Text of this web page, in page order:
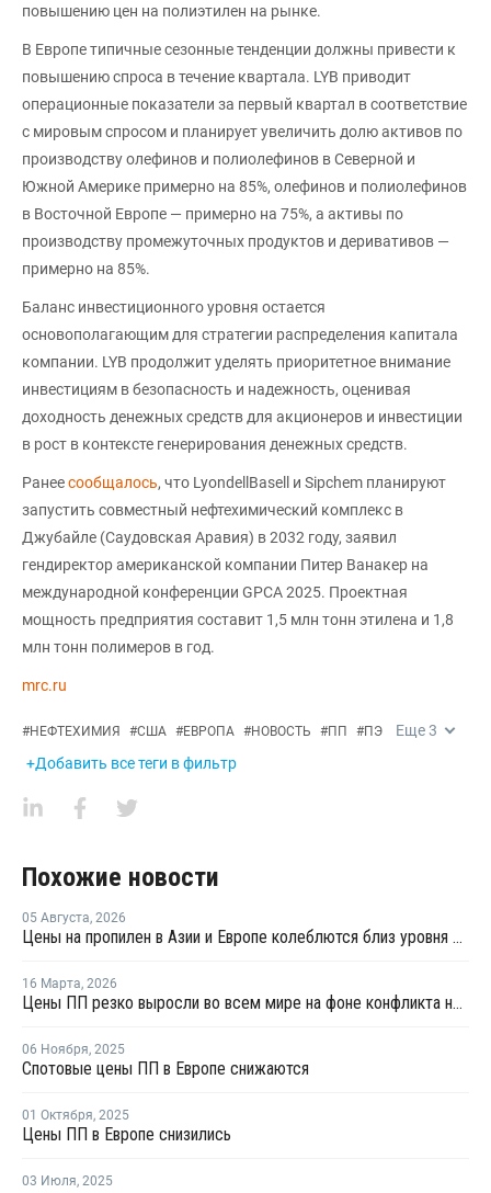
повышению цен на полиэтилен на рынке.
В Европе типичные сезонные тенденции должны привести к
повышению спроса в течение квартала. LYB приводит
операционные показатели за первый квартал в соответствие
с мировым спросом и планирует увеличить долю активов по
производству олефинов и полиолефинов в Северной и
Южной Америке примерно на 85%, олефинов и полиолефинов
в Восточной Европе — примерно на 75%, а активы по
производству промежуточных продуктов и деривативов —
примерно на 85%.
Баланс инвестиционного уровня остается
основополагающим для стратегии распределения капитала
компании. LYB продолжит уделять приоритетное внимание
инвестициям в безопасность и надежность, оценивая
доходность денежных средств для акционеров и инвестиции
в рост в контексте генерирования денежных средств.
Ранеесообщалось, что LyondellBasell и Sipchem планируют
запустить совместный нефтехимический комплекс в
Джубайле (Саудовская Аравия) в 2032 году, заявил
гендиректор американской компании Питер Ванакер на
международной конференции GPCA 2025. Проектная
мощность предприятия составит 1,5 млн тонн этилена и 1,8
млн тонн полимеров в год.
mrc.ru
#НЕФТЕХИМИЯ #США #ЕВРОПА #НОВОСТЬ #ПП #ПЭ Еще3
+Добавить все теги в фильтр
Похожие новости
05 Августа, 2026
Цены на пропилен в Азии и Европе колеблются близ уровня в USD1000
16 Марта, 2026
Цены ПП резко выросли во всем мире на фоне конфликта на Ближнем Востоке
06 Ноября, 2025
Спотовые цены ПП в Европе снижаются
01 Октября, 2025
Цены ПП в Европе снизились
03 Июля, 2025